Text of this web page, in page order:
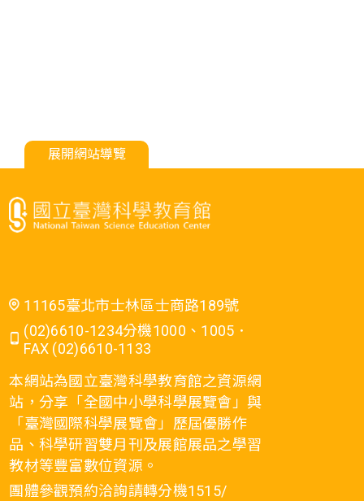
展開網站導覽
11165臺北市士林區士商路189號
(02)6610-1234分機1000、1005．
FAX (02)6610-1133
本網站為國立臺灣科學教育館之資源網
站，分享「全國中小學科學展覽會」與
「臺灣國際科學展覽會」歷屆優勝作
品、科學研習雙月刊及展館展品之學習
教材等豐富數位資源。
團體參觀預約洽詢請轉分機1515/